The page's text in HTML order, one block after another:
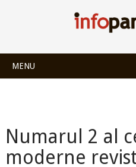
MENU
Numarul 2 al
moderne